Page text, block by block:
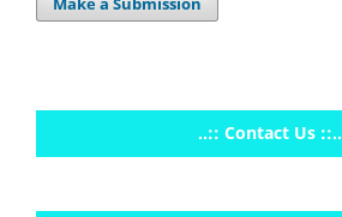
..:: Contact Us ::..